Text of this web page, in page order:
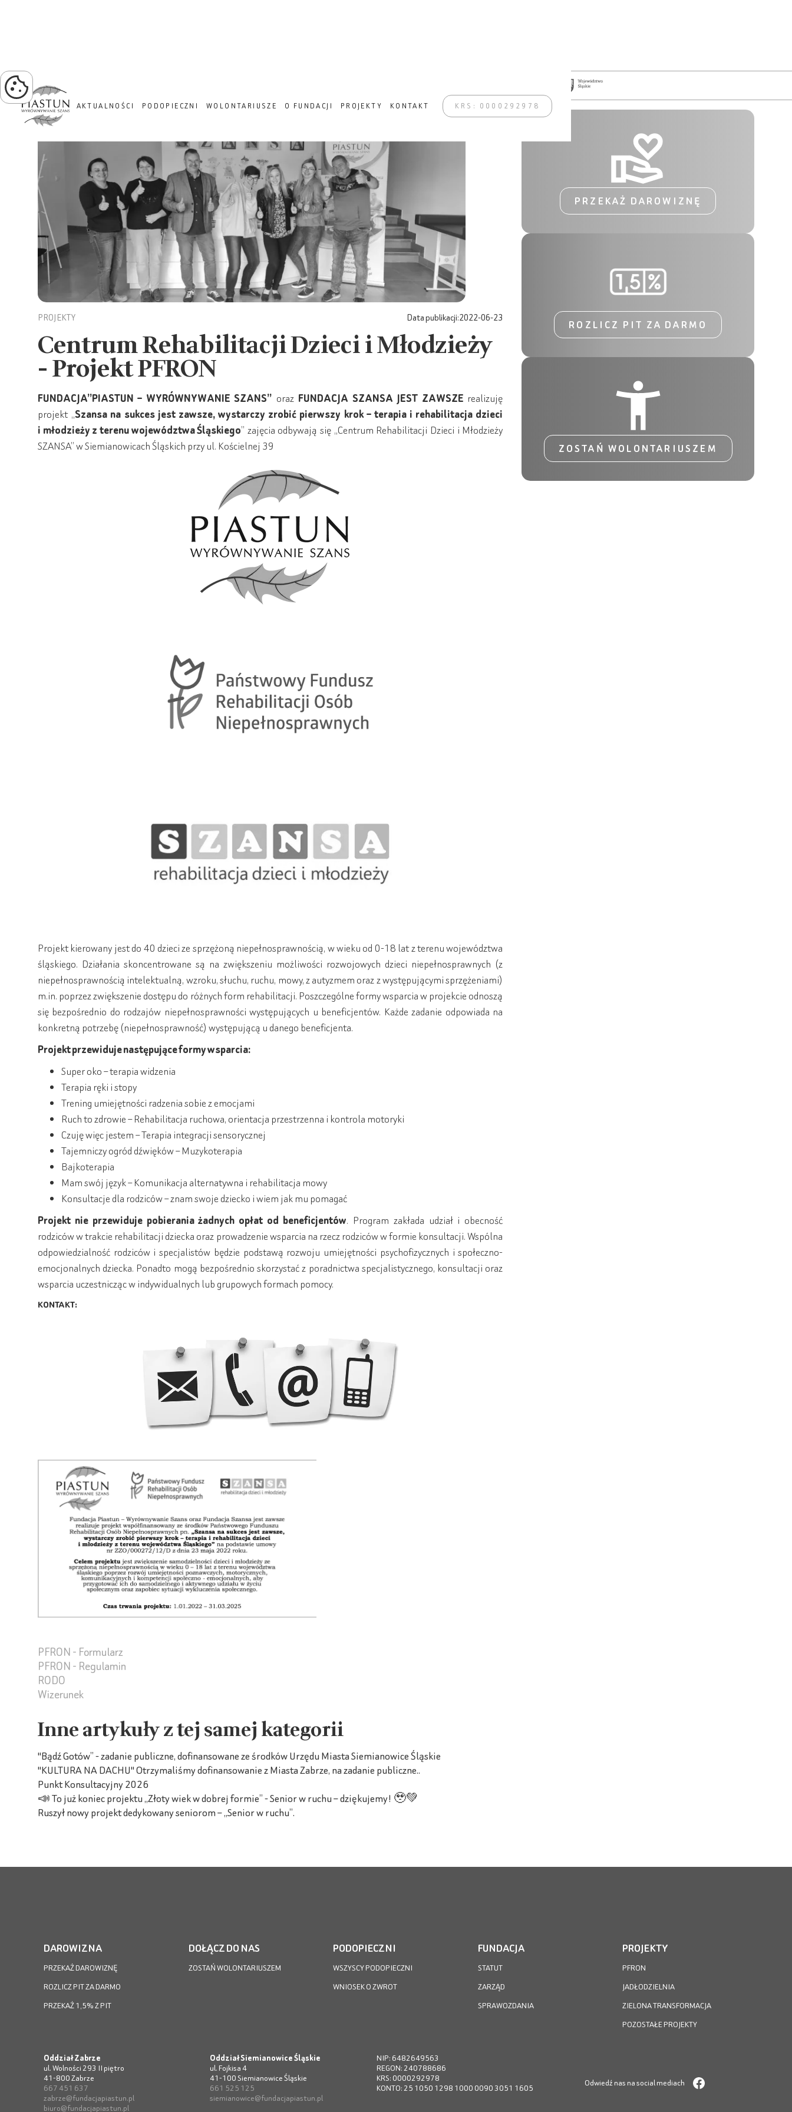
AKTUALNOŚCI PODOPIECZNI WOLONTARIUSZE O FUNDACJI PROJEKTY KONTAKT KRS: 0000292978
PROJEKTY Data publikacji:2022-06-23
Centrum Rehabilitacji Dzieci i Młodzieży
- Projekt PFRON
FUNDACJA”PIASTUN – WYRÓWNYWANIE SZANS” oraz FUNDACJA SZANSA JEST ZAWSZE realizuję
projekt „Szansa na sukces jest zawsze, wystarczy zrobić pierwszy krok – terapia i rehabilitacja dzieci
i młodzieży z terenu województwa Śląskiego” zajęcia odbywają się „Centrum Rehabilitacji Dzieci i Młodzieży
SZANSA” w Siemianowicach Śląskich przy ul. Kościelnej 39
Projekt kierowany jest do 40 dzieci ze sprzężoną niepełnosprawnością, w wieku od 0-18 lat z terenu województwa
śląskiego. Działania skoncentrowane są na zwiększeniu możliwości rozwojowych dzieci niepełnosprawnych (z
niepełnosprawnością intelektualną, wzroku, słuchu, ruchu, mowy, z autyzmem oraz z występującymi sprzężeniami)
m.in. poprzez zwiększenie dostępu do różnych form rehabilitacji. Poszczególne formy wsparcia w projekcie odnoszą
się bezpośrednio do rodzajów niepełnosprawności występujących u beneficjentów. Każde zadanie odpowiada na
konkretną potrzebę (niepełnosprawność) występującą u danego beneficjenta.
Projekt przewiduje następujące formy wsparcia:
Super oko – terapia widzenia
Terapia ręki i stopy
Trening umiejętności radzenia sobie z emocjami
Ruch to zdrowie – Rehabilitacja ruchowa, orientacja przestrzenna i kontrola motoryki
Czuję więc jestem – Terapia integracji sensorycznej
Tajemniczy ogród dźwięków – Muzykoterapia
Bajkoterapia
Mam swój język – Komunikacja alternatywna i rehabilitacja mowy
Konsultacje dla rodziców – znam swoje dziecko i wiem jak mu pomagać
Projekt nie przewiduje pobierania żadnych opłat od beneficjentów. Program zakłada udział i obecność
rodziców w trakcie rehabilitacji dziecka oraz prowadzenie wsparcia na rzecz rodziców w formie konsultacji. Wspólna
odpowiedzialność rodziców i specjalistów będzie podstawą rozwoju umiejętności psychofizycznych i społeczno-
emocjonalnych dziecka. Ponadto mogą bezpośrednio skorzystać z poradnictwa specjalistycznego, konsultacji oraz
wsparcia uczestnicząc w indywidualnych lub grupowych formach pomocy.
KONTAKT:
PFRON - Formularz
PFRON - Regulamin
RODO
Wizerunek
PRZEKAŻ DAROWIZNĘ
ROZLICZ PIT ZA DARMO
ZOSTAŃ WOLONTARIUSZEM
Inne artykuły z tej samej kategorii
"Bądź Gotów” - zadanie publiczne, dofinansowane ze środków Urzędu Miasta Siemianowice Śląskie
"KULTURA NA DACHU" Otrzymaliśmy dofinansowanie z Miasta Zabrze, na zadanie publiczne..
Punkt Konsultacyjny 2026
📣 To już koniec projektu „Złoty wiek w dobrej formie” - Senior w ruchu – dziękujemy! 🥹💚
Ruszył nowy projekt dedykowany seniorom – „Senior w ruchu”.
DAROWIZNA
PRZEKAŻ DAROWIZNĘ
ROZLICZ PIT ZA DARMO
PRZEKAŻ 1,5% Z PIT
DOŁĄCZ DO NAS
ZOSTAŃ WOLONTARIUSZEM
PODOPIECZNI
WSZYSCY PODOPIECZNI
WNIOSEK O ZWROT
FUNDACJA
STATUT
ZARZĄD
SPRAWOZDANIA
PROJEKTY
PFRON
JADŁODZIELNIA
ZIELONA TRANSFORMACJA
POZOSTAŁE PROJEKTY
Oddział Zabrze
ul. Wolności 293 II piętro
41-800 Zabrze
667 451 637
zabrze@fundacjapiastun.pl
biuro@fundacjapiastun.pl
Oddział Siemianowice Śląskie
ul. Fojkisa 4
41-100 Siemianowice Śląskie
661 525 125
siemianowice@fundacjapiastun.pl
NIP: 6482649563
REGON: 240788686
KRS: 0000292978
KONTO: 25 1050 1298 1000 0090 3051 1605
Odwiedź nas na social mediach